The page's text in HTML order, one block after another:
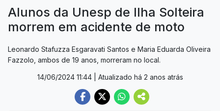
Alunos da Unesp de Ilha Solteira
morrem em acidente de moto
Leonardo Stafuzza Esgaravati Santos e Maria Eduarda Oliveira
Fazzolo, ambos de 19 anos, morreram no local.
14/06/2024 11:44 | Atualizado há 2 anos atrás